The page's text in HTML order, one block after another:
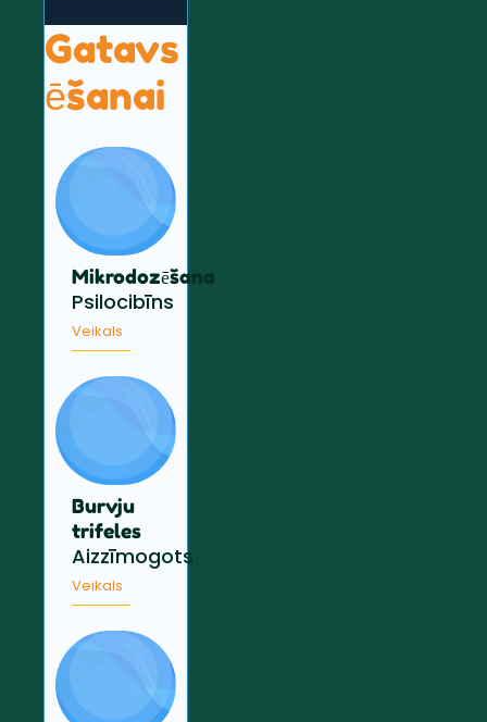
Gatavs
ēšanai
Mikrodozēšana
Psilocibīns
Veikals
Burvju
trifeles
Aizzīmogots
Veikals